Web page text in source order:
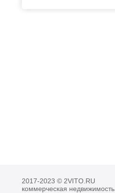
2017-2023 © 2VITO.RU
коммерческая недвижимость